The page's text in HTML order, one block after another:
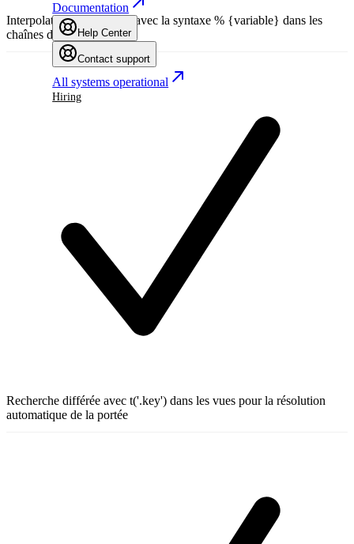
Documentation
Help Center
Contact support
All systems operational
Hiring
Interpolation de variables avec la syntaxe % {variable} dans les
chaînes de traduction
Recherche différée avec t('.key') dans les vues pour la résolution
automatique de la portée